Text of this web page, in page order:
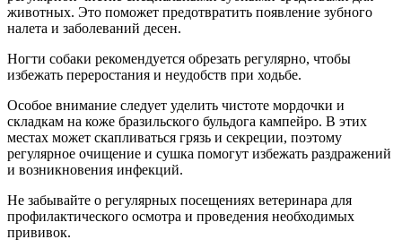
животных. Это поможет предотвратить появление зубного
налета и заболеваний десен.
Ногти собаки рекомендуется обрезать регулярно, чтобы
избежать переростания и неудобств при ходьбе.
Особое внимание следует уделить чистоте мордочки и
складкам на коже бразильского бульдога кампейро. В этих
местах может скапливаться грязь и секреции, поэтому
регулярное очищение и сушка помогут избежать раздражений
и возникновения инфекций.
Не забывайте о регулярных посещениях ветеринара для
профилактического осмотра и проведения необходимых
прививок.